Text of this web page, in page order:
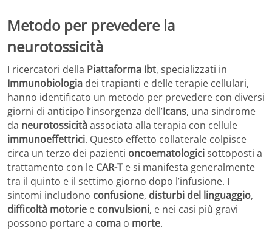
Metodo per prevedere la
neurotossicità
I ricercatori della Piattaforma Ibt, specializzati in
Immunobiologia dei trapianti e delle terapie cellulari,
hanno identificato un metodo per prevedere con diversi
giorni di anticipo l’insorgenza dell’Icans, una sindrome
da neurotossicitàassociata alla terapia con cellule
immunoeffettrici. Questo effetto collaterale colpisce
circa un terzo dei pazienti oncoematologicisottoposti a
trattamento con le CAR-Te si manifesta generalmente
tra il quinto e il settimo giorno dopo l’infusione. I
sintomi includono confusione, disturbi del linguaggio,
difficoltà motorie e convulsioni, e nei casi più gravi
possono portare a coma o morte.